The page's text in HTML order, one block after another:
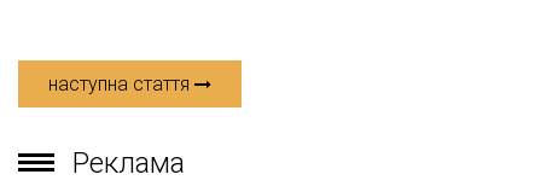
наступна стаття
Реклама